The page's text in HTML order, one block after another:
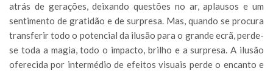
atrás de gerações, deixando questões no ar, aplausos e um
sentimento de gratidão e de surpresa. Mas, quando se procura
transferir todo o potencial da ilusão para o grande ecrã, perde-
se toda a magia, todo o impacto, brilho e a surpresa. A ilusão
oferecida por intermédio de efeitos visuais perde o encanto e